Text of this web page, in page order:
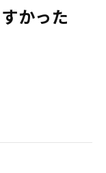
かった